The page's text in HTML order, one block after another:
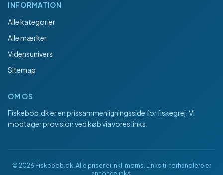
INFORMATION
Alle kategorier
Alle mærker
Vidensunivers
Sitemap
OM OS
Fiskebob.dker en prissammenligningsside for fiskegrej. Vi
modtager provision ved køb via vores links.
© 2026 Fiskebob.dk. Alle priser er inkl. moms. Links til forhandlere er
annoncelinks.